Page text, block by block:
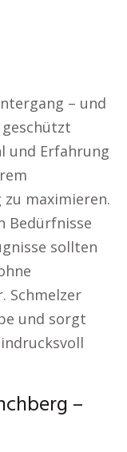
– und
und Erfahrung
maximieren.
Bedürfnisse
sollten
Schmelzer
und sorgt
–